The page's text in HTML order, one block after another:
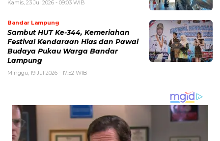
Kamis, 23 Jul 2026 - 09:03 WIB
Bandar Lampung
Sambut HUT Ke-344, Kemeriahan
Festival Kendaraan Hias dan Pawai
Budaya Pukau Warga Bandar
Lampung
Minggu, 19 Jul 2026 - 17:52 WIB